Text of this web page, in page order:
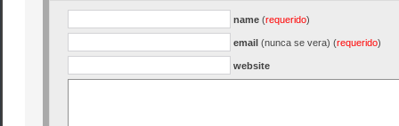
name(requerido)
email(nunca se vera) (requerido)
website